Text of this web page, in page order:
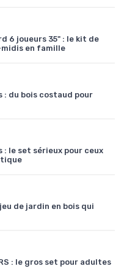
6 joueurs 35" : le kit de
en famille
: du bois costaud pour
: le set sérieux pour ceux
de jardin en bois qui
: le gros set pour adultes